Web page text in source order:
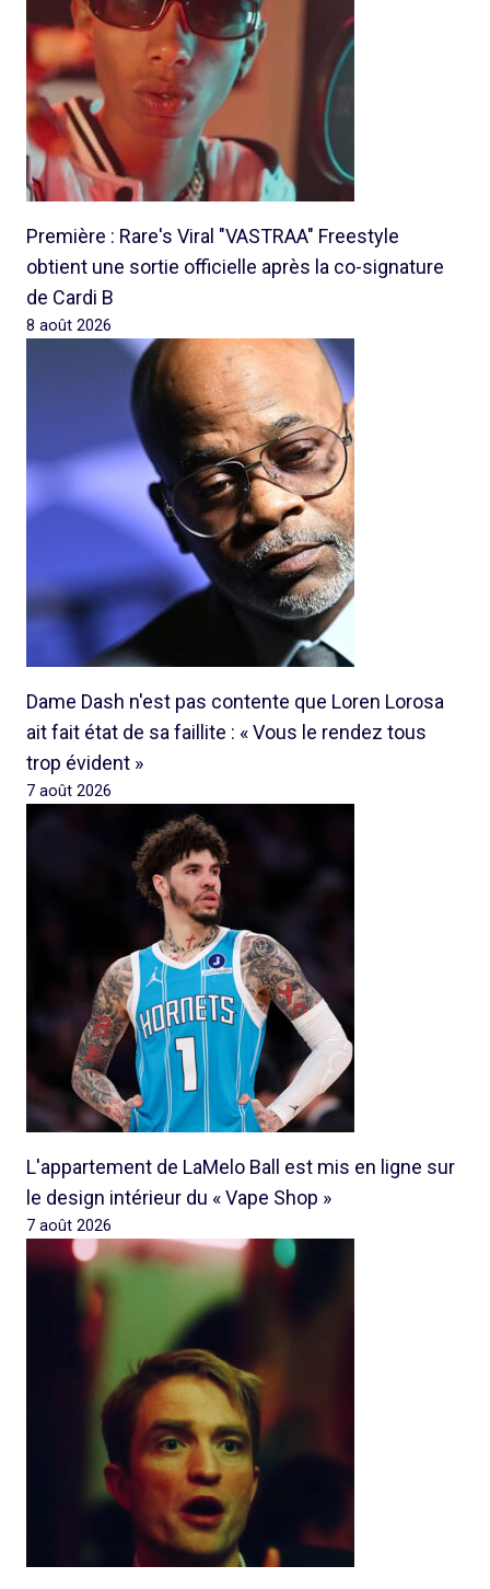
Première : Rare's Viral "VASTRAA" Freestyle
obtient une sortie officielle après la co-signature
de Cardi B
8 août 2026
Dame Dash n'est pas contente que Loren Lorosa
ait fait état de sa faillite : « Vous le rendez tous
trop évident »
7 août 2026
L'appartement de LaMelo Ball est mis en ligne sur
le design intérieur du « Vape Shop »
7 août 2026